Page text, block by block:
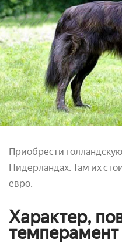
Приобрести
Нидерландах. Там их
евро.
Характер,
темперамент